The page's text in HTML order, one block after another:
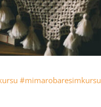
#mimarobaresimkursu